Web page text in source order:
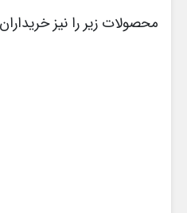
محصولات زیر را نیز